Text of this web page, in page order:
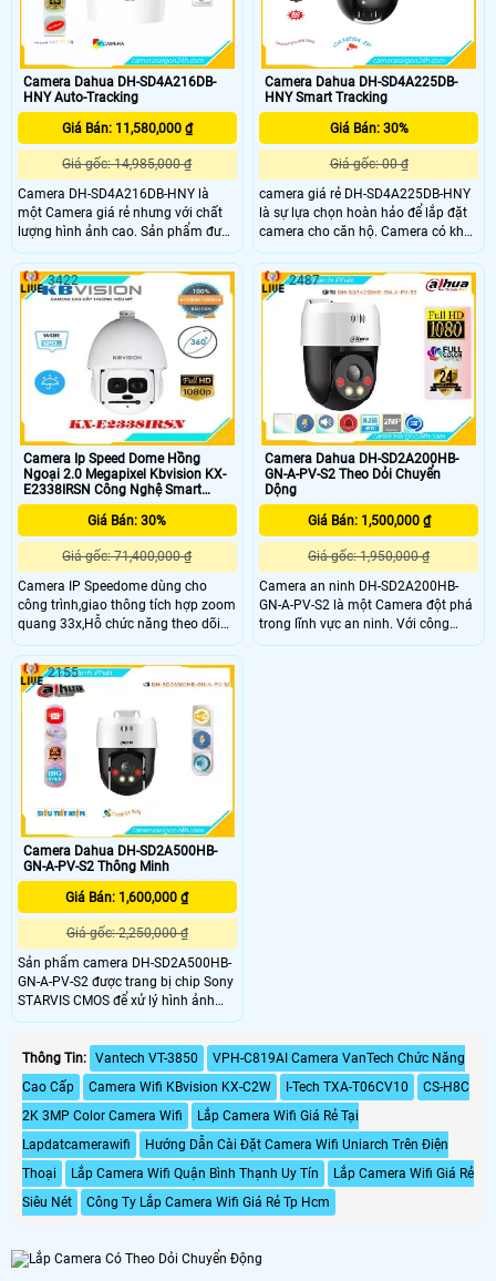
Camera Dahua DH-SD4A216DB-
HNY Auto-Tracking
Giá Bán: 11,580,000 ₫
Giá gốc: 14,985,000 ₫
Camera DH-SD4A216DB-HNY là
một Camera giá rẻ nhưng với chất
lượng hình ảnh cao. Sản phẩm được
thiết kế dựa trên công nghệ tiên tiến,
đảm bảo việc giám sát hiệu quả và
an ninh độc đáo. Camera DH-
SD4A216DB-HNY có khả năng quay
phim Full HD và chế độ ghi hình ban
đêm với chất lượng hình ảnh sắc nét
Camera Dahua DH-SD4A225DB-
HNY Smart Tracking
Giá Bán: 30%
Giá gốc: 00 ₫
camera giá rẻ DH-SD4A225DB-HNY
là sự lựa chọn hoàn hảo để lắp đặt
camera cho căn hộ. Camera có khả
năng xoay 360 độ, cho phép theo
dõi toàn cảnh một cách đơn giản.
Công nghệ hình ảnh FULL HD
1080P giúp mang lại hình ảnh sắc
nét, độ phân giải cao. Với công nghệ
IP POE, việc kết nối trở nên dễ dàng
Camera Ip Speed Dome Hồng
Ngoại 2.0 Megapixel Kbvision KX-
E2338IRSN Công Nghệ Smart
Tracking
Giá Bán: 30%
Giá gốc: 71,400,000 ₫
Camera IP Speedome dùng cho
công trình,giao thông tích hợp zoom
quang 33x,Hỗ chức năng theo dõi
thông minh Auto Tracking, IVS theo
dõi tuần tra an ninh
3422
Camera Dahua DH-SD2A200HB-
GN-A-PV-S2 Theo Dỏi Chuyển
Dộng
Giá Bán: 1,500,000 ₫
Giá gốc: 1,950,000 ₫
Camera an ninh DH-SD2A200HB-
GN-A-PV-S2 là một Camera đột phá
trong lĩnh vực an ninh. Với công
nghệ chip xử lý hình ảnh Sony
2487
Camera Dahua DH-SD2A500HB-
GN-A-PV-S2 Thông Minh
Giá Bán: 1,600,000 ₫
Giá gốc: 2,250,000 ₫
Sản phẩm camera DH-SD2A500HB-
GN-A-PV-S2 được trang bị chip Sony
STARVIS CMOS để xử lý hình ảnh
hiệu quả. Đặc biệt, chất lượng hình
Color lên đến 30m, cho hình ảnh sắc
nét và màu sắc tự nhiên. Với độ sắc
nét cao Ultra 4k lite, Camera này
cung cấp độ chi tiết tốt nhất
2155
Thông Tin: Vantech VT-3850
VPH-C819AI Camera VanTech Chức Năng
Cao Cấp
Camera Wifi KBvision KX-C2W I-Tech TXA-T06CV10
CS-H8C
2K 3MP Color Camera Wifi
Lắp Camera Wifi Giá Rẻ Tại
Lapdatcamerawifi
Hướng Dẫn Cài Đặt Camera Wifi Uniarch Trên Điện
Thoại
Lắp Camera Wifi Quận Bình Thạnh Uy Tín
Lắp Camera Wifi Giá Rẻ
Siêu Nét
Công Ty Lắp Camera Wifi Giá Rẻ Tp Hcm